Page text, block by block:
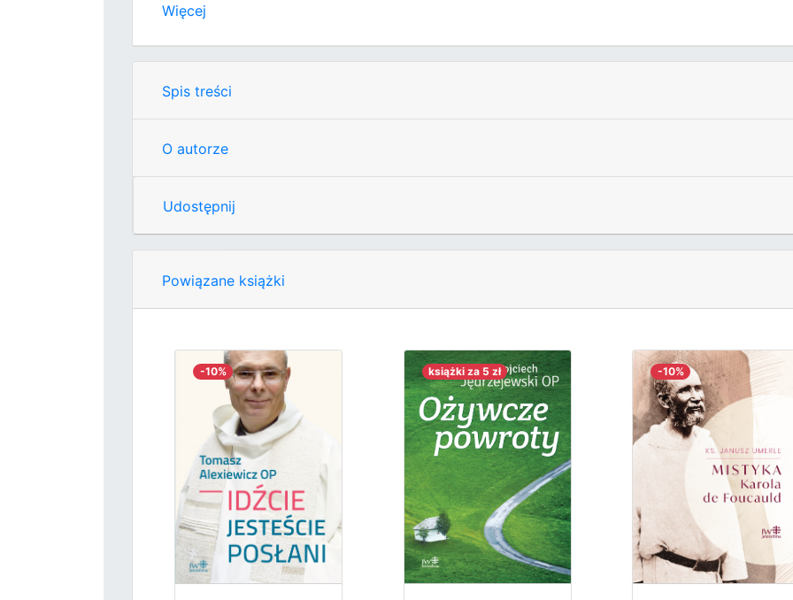
Więcej
Spis treści
O autorze
Udostępnij
Powiązane książki
-10% książki za 5 zł -10%